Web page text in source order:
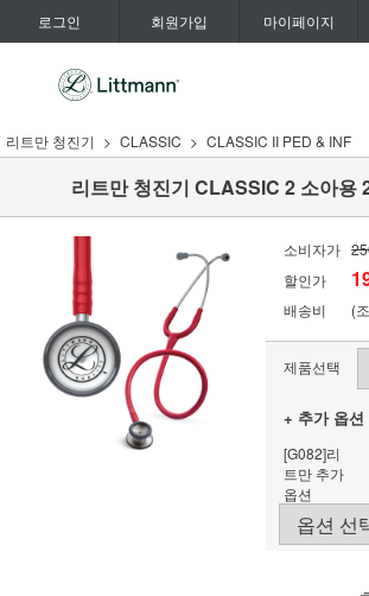
로그인 회원가입 마이페이지
리트만 청진기 CLASSIC CLASSIC II PED & INF
리트만 청진기 CLASSIC 2 소아용
소비자가
할인가
배송비
(
제품선택
+ 추가 옵션
[G082]리
트만 추가
옵션